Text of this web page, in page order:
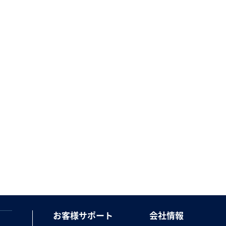
お客様サポート 会社情報